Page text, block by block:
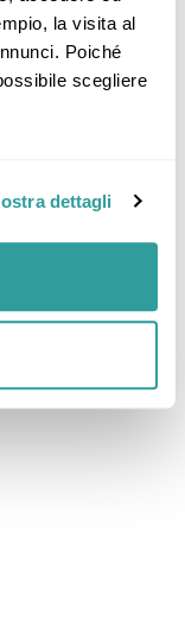
la visita al
Poiché
scegliere
dettagli